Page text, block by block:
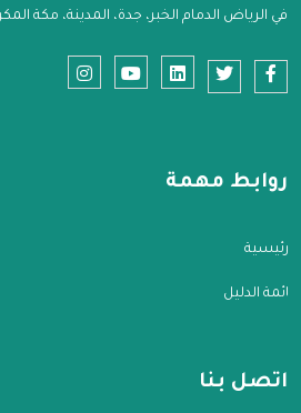
في الرياض الدمام الخبر، جدة، المدينة، مكة
روابط مهمة
الرئيسية
قائمة الدليل
اتصل بنا